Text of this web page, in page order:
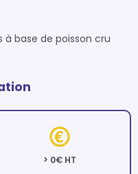
base de poisson cru
> 0€ HT